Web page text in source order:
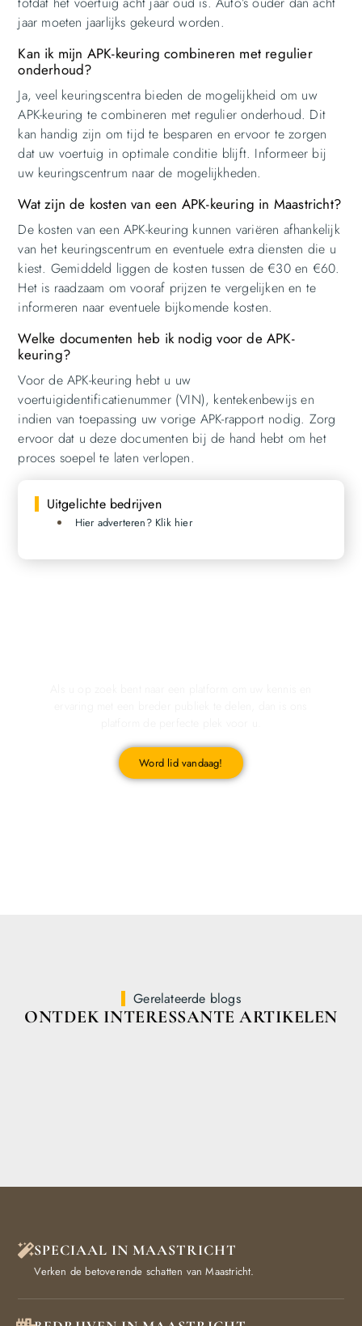
jaar moeten jaarlijks gekeurd worden.
Kan ik mijn APK-keuring combineren met regulier
onderhoud?
Ja, veel keuringscentra bieden de mogelijkheid om uw
APK-keuring te combineren met regulier onderhoud. Dit
kan handig zijn om tijd te besparen en ervoor te zorgen
dat uw voertuig in optimale conditie blijft. Informeer bij
uw keuringscentrum naar de mogelijkheden.
Wat zijn de kosten van een APK-keuring in Maastricht?
De kosten van een APK-keuring kunnen variëren afhankelijk
van het keuringscentrum en eventuele extra diensten die u
kiest. Gemiddeld liggen de kosten tussen de €30 en €60.
Het is raadzaam om vooraf prijzen te vergelijken en te
informeren naar eventuele bijkomende kosten.
Welke documenten heb ik nodig voor de APK-
keuring?
Voor de APK-keuring hebt u uw
voertuigidentificatienummer (VIN), kentekenbewijs en
indien van toepassing uw vorige APK-rapport nodig. Zorg
ervoor dat u deze documenten bij de hand hebt om het
proces soepel te laten verlopen.
Uitgelichte bedrijven
Hier adverteren? Klik hier
Word lid vandaag!
Gerelateerde blogs
ONTDEK INTERESSANTE ARTIKELEN
SPECIAAL IN MAASTRICHT
Verken de betoverende schatten van Maastricht.